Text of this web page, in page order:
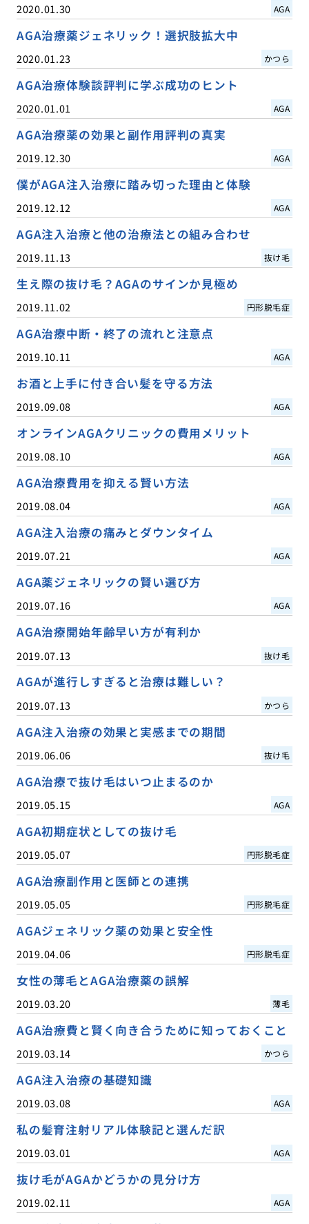
2020.01.30 AGA
AGA治療薬ジェネリック！選択肢拡大中
2020.01.23 かつら
AGA治療体験談評判に学ぶ成功のヒント
2020.01.01 AGA
AGA治療薬の効果と副作用評判の真実
2019.12.30 AGA
僕がAGA注入治療に踏み切った理由と体験
2019.12.12 AGA
AGA注入治療と他の治療法との組み合わせ
2019.11.13 抜け毛
生え際の抜け毛？AGAのサインか見極め
2019.11.02 円形脱毛症
AGA治療中断・終了の流れと注意点
2019.10.11 AGA
お酒と上手に付き合い髪を守る方法
2019.09.08 AGA
オンラインAGAクリニックの費用メリット
2019.08.10 AGA
AGA治療費用を抑える賢い方法
2019.08.04 AGA
AGA注入治療の痛みとダウンタイム
2019.07.21 AGA
AGA薬ジェネリックの賢い選び方
2019.07.16 AGA
AGA治療開始年齢早い方が有利か
2019.07.13 抜け毛
AGAが進行しすぎると治療は難しい？
2019.07.13 かつら
AGA注入治療の効果と実感までの期間
2019.06.06 抜け毛
AGA治療で抜け毛はいつ止まるのか
2019.05.15 AGA
AGA初期症状としての抜け毛
2019.05.07 円形脱毛症
AGA治療副作用と医師との連携
2019.05.05 円形脱毛症
AGAジェネリック薬の効果と安全性
2019.04.06 円形脱毛症
女性の薄毛とAGA治療薬の誤解
2019.03.20 薄毛
AGA治療費と賢く向き合うために知っておくこと
2019.03.14 かつら
AGA注入治療の基礎知識
2019.03.08 AGA
私の髪育注射リアル体験記と選んだ訳
2019.03.01 AGA
抜け毛がAGAかどうかの見分け方
2019.02.11 AGA